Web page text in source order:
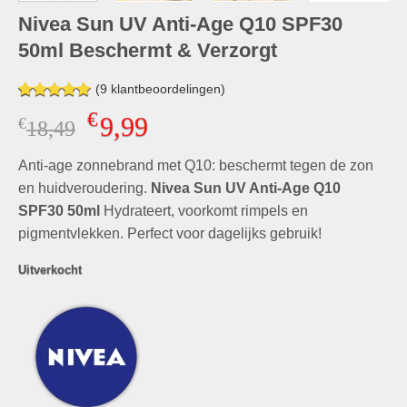
Nivea Sun UV Anti-Age Q10 SPF30
50ml Beschermt & Verzorgt
Gewaardeerd
5.00op 5
gebaseerd
waarderingen
(9 klantbeoordelingen)
€18,49 Oorspronkelijke
prijs
was:
€18,49.
€9,99Huidige
is:
€9,99.
Anti-age zonnebrand met Q10: beschermt tegen de zon
en huidveroudering. Nivea Sun UV Anti-Age Q10
SPF30 50ml Hydrateert, voorkomt rimpels en
pigmentvlekken. Perfect voor dagelijks gebruik!
Uitverkocht